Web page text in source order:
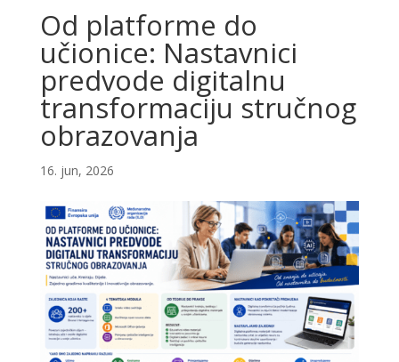
Od platforme do
učionice: Nastavnici
predvode digitalnu
transformaciju stručnog
obrazovanja
16. jun, 2026